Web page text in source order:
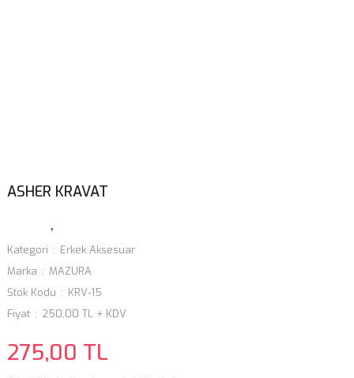
ASHER KRAVAT
Kategori
Erkek Aksesuar
Marka
MAZURA
Stok Kodu
KRV-15
Fiyat
250,00 TL + KDV
275,00 TL